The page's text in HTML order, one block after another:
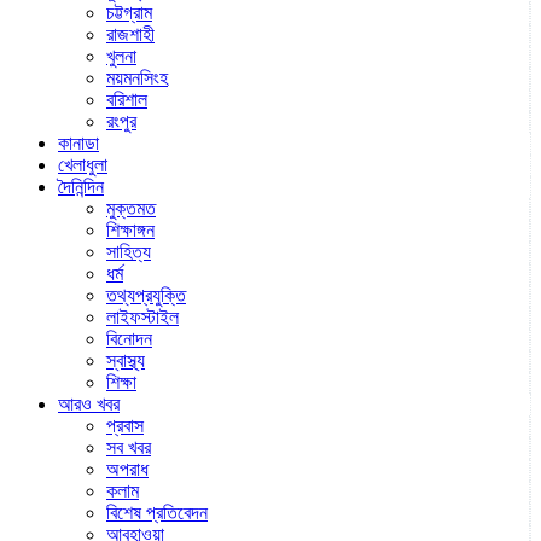
চট্টগ্রাম
রাজশাহী
খুলনা
ময়মনসিংহ
বরিশাল
রংপুর
কানাডা
খেলাধুলা
দৈনিন্দিন
মুক্তমত
শিক্ষাঙ্গন
সাহিত্য
ধর্ম
তথ্যপ্রযুক্তি
লাইফস্টাইল
বিনোদন
স্বাস্থ্য
শিক্ষা
আরও খবর
প্রবাস
সব খবর
অপরাধ
কলাম
বিশেষ প্রতিবেদন
আবহাওয়া